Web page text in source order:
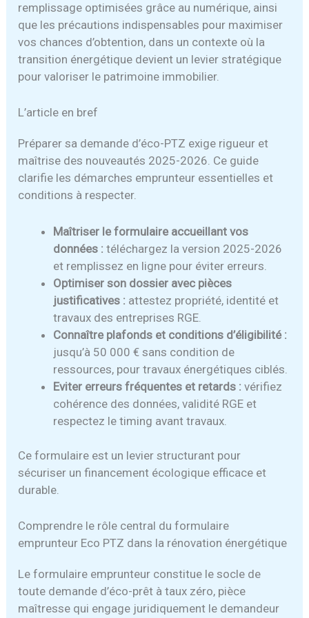
remplissage optimisées grâce au numérique, ainsi
que les précautions indispensables pour maximiser
vos chances d’obtention, dans un contexte où la
transition énergétique devient un levier stratégique
pour valoriser le patrimoine immobilier.
L’article en bref
Préparer sa demande d’éco-PTZ exige rigueur et
maîtrise des nouveautés 2025-2026. Ce guide
clarifie les démarches emprunteur essentielles et
conditions à respecter.
Maîtriser le formulaire accueillant vos
données : téléchargez la version 2025-2026
et remplissez en ligne pour éviter erreurs.
Optimiser son dossier avec pièces
justificatives : attestez propriété, identité et
travaux des entreprises RGE.
Connaître plafonds et conditions d’éligibilité :
jusqu’à 50 000 € sans condition de
ressources, pour travaux énergétiques ciblés.
Eviter erreurs fréquentes et retards : vérifiez
cohérence des données, validité RGE et
respectez le timing avant travaux.
Ce formulaire est un levier structurant pour
sécuriser un financement écologique efficace et
durable.
Comprendre le rôle central du formulaire
emprunteur Eco PTZ dans la rénovation énergétique
Le formulaire emprunteur constitue le socle de
toute demande d’éco-prêt à taux zéro, pièce
maîtresse qui engage juridiquement le demandeur